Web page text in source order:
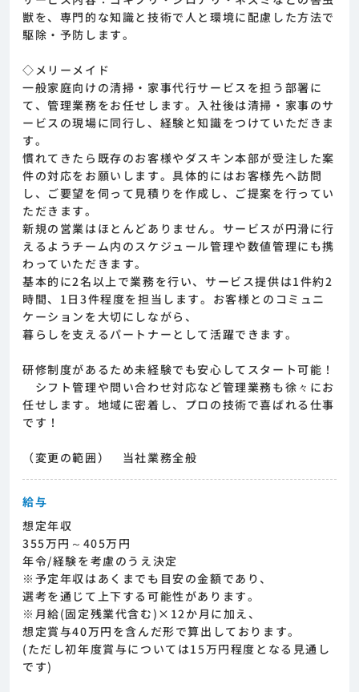
獣を、専門的な知識と技術で人と環境に配慮した方法で
駆除・予防します。
◇メリーメイド
一般家庭向けの清掃・家事代行サービスを担う部署に
て、管理業務をお任せします。入社後は清掃・家事のサ
ービスの現場に同行し、経験と知識をつけていただきま
す。
慣れてきたら既存のお客様やダスキン本部が受注した案
件の対応をお願いします。具体的にはお客様先へ訪問
し、ご要望を伺って見積りを作成し、ご提案を行ってい
ただきます。
新規の営業はほとんどありません。サービスが円滑に行
えるようチーム内のスケジュール管理や数値管理にも携
わっていただきます。
基本的に2名以上で業務を行い、サービス提供は1件約2
時間、1日3件程度を担当します。お客様とのコミュニ
ケーションを大切にしながら、
暮らしを支えるパートナーとして活躍できます。
研修制度があるため未経験でも安心してスタート可能！
シフト管理や問い合わせ対応など管理業務も徐々にお
任せします。地域に密着し、プロの技術で喜ばれる仕事
です！
（変更の範囲） 当社業務全般
給与
想定年収
355万円～405万円
年令/経験を考慮のうえ決定
※予定年収はあくまでも目安の金額であり、
選考を通じて上下する可能性があります。
※月給(固定残業代含む)×12か月に加え、
想定賞与40万円を含んだ形で算出しております。
(ただし初年度賞与については15万円程度となる見通し
です)